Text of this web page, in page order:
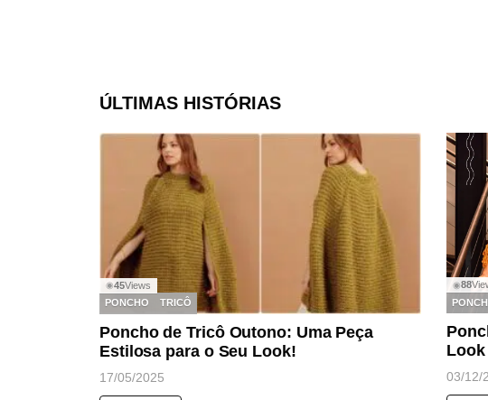
ÚLTIMAS HISTÓRIAS
◉45Views
PONCHO
TRICÔ
Poncho de Tricô Outono: Uma Peça
Estilosa para o Seu Look!
17/05/2025
◉88
Look
03/12/